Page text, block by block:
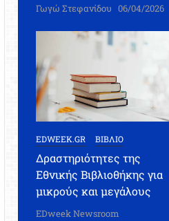
Γωγώ Στεφανίδου 06/04/2026
EDWEEK.GR ΒΙΒΛΙΟ
Δραστηριότητες της
Εθνικής Βιβλιοθήκης για
μικρούς και μεγάλους
EDweek Newsroom